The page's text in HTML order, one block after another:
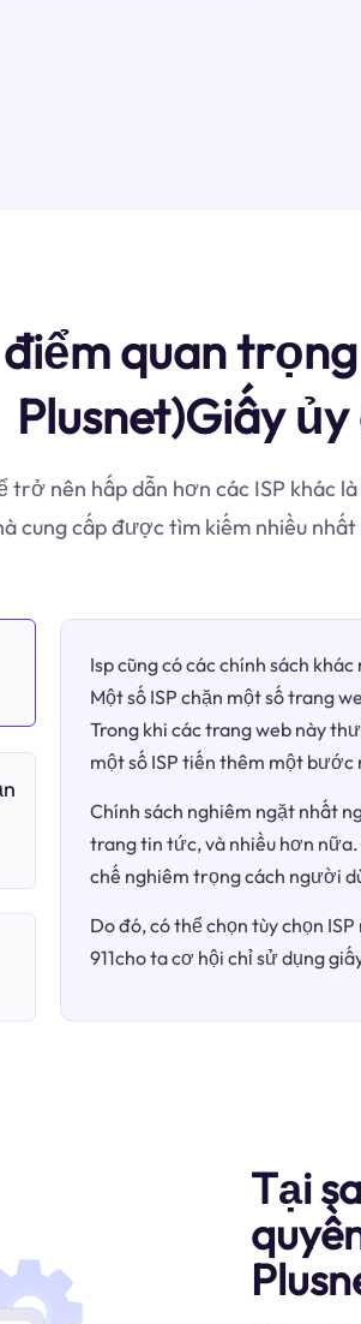
quan
Plusnet)Giấy
trở nên hấp dẫn hơn các ISP khác
cung cấp được tìm kiếm nhiều
Isp cũng có các chính sách
Một số ISP chặn một số trang
Trong khi các trang web này
một số ISP tiến thêm một bước
Chính sách nghiêm ngặt nhất
trang tin tức, và nhiều hơn nữa.
chế nghiêm trọng cách người
Do đó, có thể chọn tùy chọn
911cho ta cơ hội chỉ sử dụng
Tại